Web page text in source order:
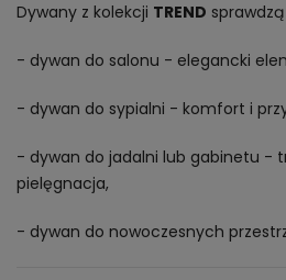
Dywany z kolekcji TREND
- dywan do salonu - elegancki
- dywan do sypialni - komfort i
- dywan do jadalni lub gabinetu -
pielęgnacja,
- dywan do nowoczesnych